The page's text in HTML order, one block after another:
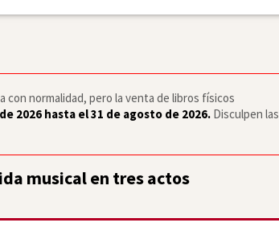
con normalidad, pero la venta de libros físicos
2026 hasta el 31 de agosto de 2026.Disculpen las
musical en tres actos